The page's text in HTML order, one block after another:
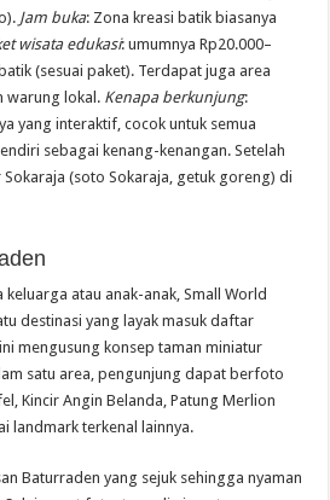
Jam buka: Zona kreasi batik biasanya
wisata edukasi: umumnya Rp20.000–
(sesuai paket). Terdapat juga area
warung lokal. Kenapa berkunjung:
yang interaktif, cocok untuk semua
sebagai kenang-kenangan. Setelah
(soto Sokaraja, getuk goreng) di
atau anak-anak, Small World
destinasi yang layak masuk daftar
mengusung konsep taman miniatur
satu area, pengunjung dapat berfoto
Kincir Angin Belanda, Patung Merlion
landmark terkenal lainnya.
Baturraden yang sejuk sehingga nyaman